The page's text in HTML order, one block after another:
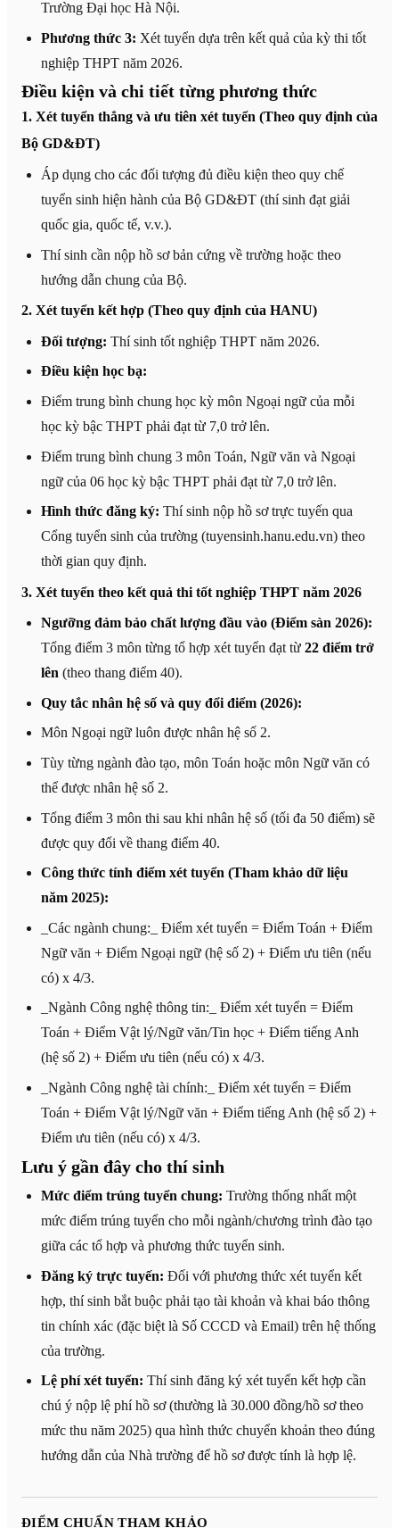
Trường Đại học Hà Nội.
Phương thức 3: Xét tuyển dựa trên kết quả của kỳ thi tốt
nghiệp THPT năm 2026.
Điều kiện và chi tiết từng phương thức
1. Xét tuyển thẳng và ưu tiên xét tuyển (Theo quy định của
Bộ GD&ĐT)
Áp dụng cho các đối tượng đủ điều kiện theo quy chế
tuyển sinh hiện hành của Bộ GD&ĐT (thí sinh đạt giải
quốc gia, quốc tế, v.v.).
Thí sinh cần nộp hồ sơ bản cứng về trường hoặc theo
hướng dẫn chung của Bộ.
2. Xét tuyển kết hợp (Theo quy định của HANU)
Đối tượng: Thí sinh tốt nghiệp THPT năm 2026.
Điều kiện học bạ:
Điểm trung bình chung học kỳ môn Ngoại ngữ của mỗi
học kỳ bậc THPT phải đạt từ 7,0 trở lên.
Điểm trung bình chung 3 môn Toán, Ngữ văn và Ngoại
ngữ của 06 học kỳ bậc THPT phải đạt từ 7,0 trở lên.
Hình thức đăng ký: Thí sinh nộp hồ sơ trực tuyến qua
Cổng tuyển sinh của trường (tuyensinh.hanu.edu.vn) theo
thời gian quy định.
3. Xét tuyển theo kết quả thi tốt nghiệp THPT năm 2026
Ngưỡng đảm bảo chất lượng đầu vào (Điểm sàn 2026):
Tổng điểm 3 môn từng tổ hợp xét tuyển đạt từ 22 điểm trở
lên (theo thang điểm 40).
Quy tắc nhân hệ số và quy đổi điểm (2026):
Môn Ngoại ngữ luôn được nhân hệ số 2.
Tùy từng ngành đào tạo, môn Toán hoặc môn Ngữ văn có
thể được nhân hệ số 2.
Tổng điểm 3 môn thi sau khi nhân hệ số (tối đa 50 điểm) sẽ
được quy đổi về thang điểm 40.
Công thức tính điểm xét tuyển (Tham khảo dữ liệu
năm 2025):
_Các ngành chung:_ Điểm xét tuyển = Điểm Toán + Điểm
Ngữ văn + Điểm Ngoại ngữ (hệ số 2) + Điểm ưu tiên (nếu
có) x 4/3.
_Ngành Công nghệ thông tin:_ Điểm xét tuyển = Điểm
Toán + Điểm Vật lý/Ngữ văn/Tin học + Điểm tiếng Anh
(hệ số 2) + Điểm ưu tiên (nếu có) x 4/3.
_Ngành Công nghệ tài chính:_ Điểm xét tuyển = Điểm
Toán + Điểm Vật lý/Ngữ văn + Điểm tiếng Anh (hệ số 2) +
Điểm ưu tiên (nếu có) x 4/3.
Lưu ý gần đây cho thí sinh
Mức điểm trúng tuyển chung: Trường thống nhất một
mức điểm trúng tuyển cho mỗi ngành/chương trình đào tạo
giữa các tổ hợp và phương thức tuyển sinh.
Đăng ký trực tuyến: Đối với phương thức xét tuyển kết
hợp, thí sinh bắt buộc phải tạo tài khoản và khai báo thông
tin chính xác (đặc biệt là Số CCCD và Email) trên hệ thống
của trường.
Lệ phí xét tuyển: Thí sinh đăng ký xét tuyển kết hợp cần
chú ý nộp lệ phí hồ sơ (thường là 30.000 đồng/hồ sơ theo
mức thu năm 2025) qua hình thức chuyển khoản theo đúng
hướng dẫn của Nhà trường để hồ sơ được tính là hợp lệ.
ĐIỂM CHUẨN THAM KHẢO